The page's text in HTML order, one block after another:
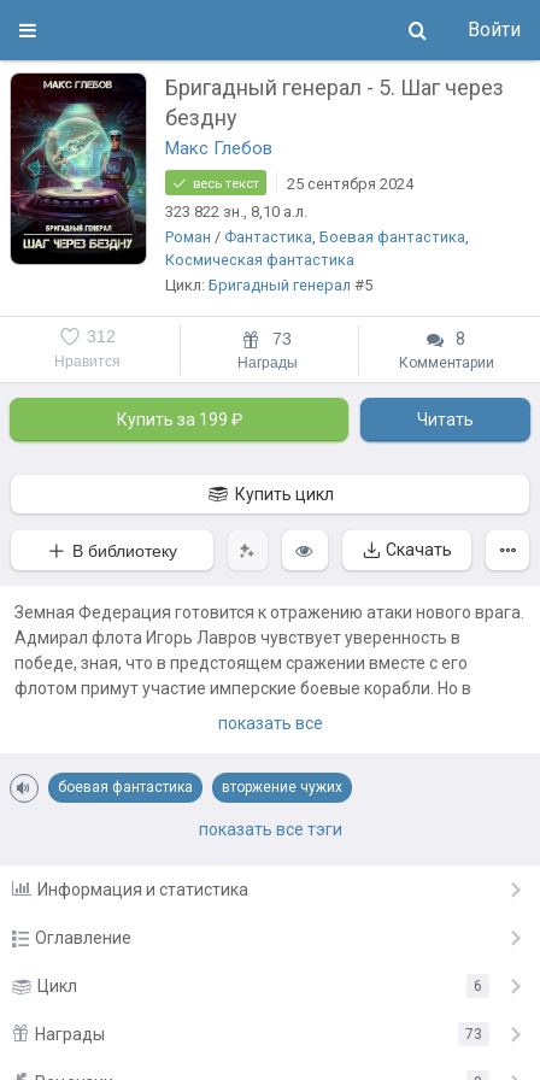
Войти
Бригадный генерал - 5. Шаг через
бездну
Макс Глебов
весь текст
25 сентября 2024
323 822 зн., 8,10 а.л.
Роман / Фантастика, Боевая фантастика,
Космическая фантастика
Цикл: Бригадный генерал #5
Нравится
312 73
Награды
8
Комментарии
Купить за 199 ₽ Читать
Купить цикл
В библиотеку Скачать
Земная Федерация готовится к отражению атаки нового врага.
Адмирал флота Игорь Лавров чувствует уверенность в
победе, зная, что в предстоящем сражении вместе с его
флотом примут участие имперские боевые корабли. Но в
сражаться с которым на равных они не в состоянии.
написан в 2018-19 гг, но на Author.Today представлен впервые
показать все
боевая фантастика вторжение чужих
попаданцы в космос
показать все тэги
Информация и статистика
Оглавление
Пролог 25.09.24
Глава 1 25.09.24
25.09.24
Цикл 6
Награды 73